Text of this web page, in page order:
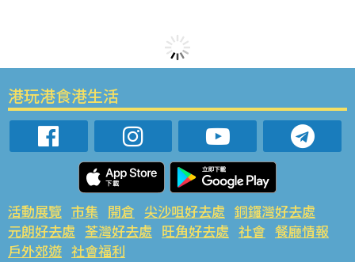
港玩港食港生活
活動展覽 市集 開倉 尖沙咀好去處 銅鑼灣好去處
元朗好去處 荃灣好去處 旺角好去處 社會 餐廳情報
戶外郊遊 社會福利